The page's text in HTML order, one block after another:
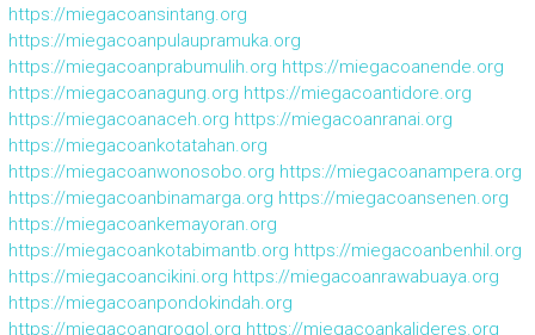
https://miegacoansintang.org
https://miegacoanpulaupramuka.org
https://miegacoanprabumulih.org https://miegacoanende.org
https://miegacoanagung.org https://miegacoantidore.org
https://miegacoanaceh.org https://miegacoanranai.org
https://miegacoankotatahan.org
https://miegacoanwonosobo.org https://miegacoanampera.org
https://miegacoanbinamarga.org https://miegacoansenen.org
https://miegacoankemayoran.org
https://miegacoankotabimantb.org https://miegacoanbenhil.org
https://miegacoancikini.org https://miegacoanrawabuaya.org
https://miegacoanpondokindah.org
https://miegacoangrogol.org https://miegacoankalideres.org